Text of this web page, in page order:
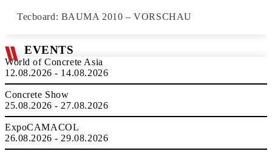
Tecboard: BAUMA 2010 – VORSCHAU
EVENTS
World of Concrete Asia
12.08.2026 - 14.08.2026
Concrete Show
25.08.2026 - 27.08.2026
ExpoCAMACOL
26.08.2026 - 29.08.2026